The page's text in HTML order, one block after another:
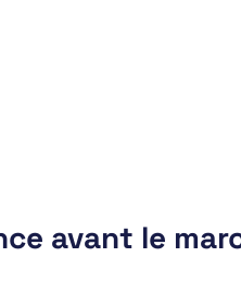
avant le